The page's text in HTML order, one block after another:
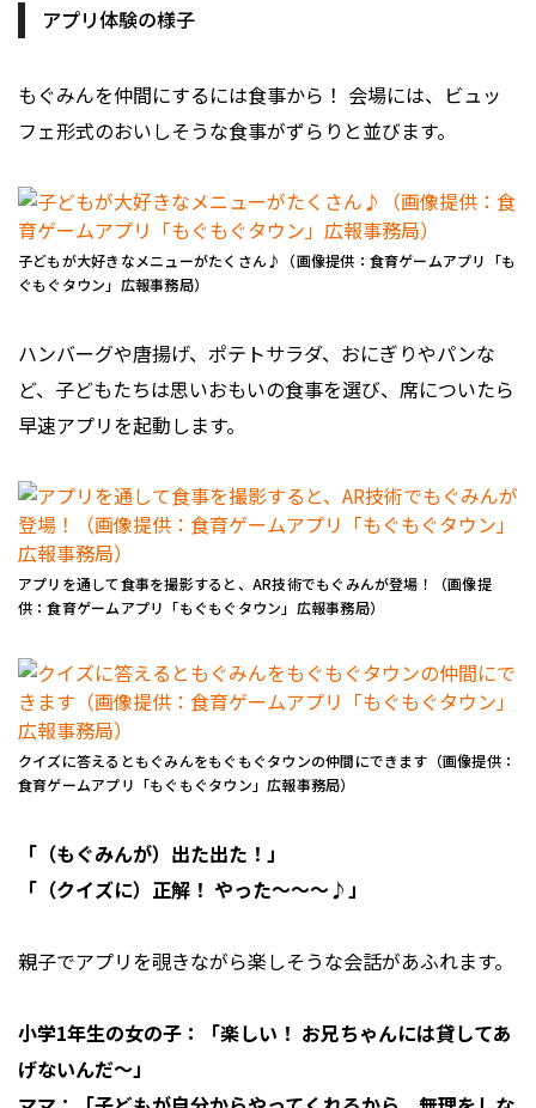
アプリ体験の様子
もぐみんを仲間にするには食事から！ 会場には、ビュッ
フェ形式のおいしそうな食事がずらりと並びます。
子どもが大好きなメニューがたくさん♪（画像提供：食育ゲームアプリ「も
ぐもぐタウン」広報事務局）
ハンバーグや唐揚げ、ポテトサラダ、おにぎりやパンな
ど、子どもたちは思いおもいの食事を選び、席についたら
早速アプリを起動します。
アプリを通して食事を撮影すると、AR技術でもぐみんが登場！（画像提
供：食育ゲームアプリ「もぐもぐタウン」広報事務局）
クイズに答えるともぐみんをもぐもぐタウンの仲間にできます（画像提供：
食育ゲームアプリ「もぐもぐタウン」広報事務局）
「（もぐみんが）出た出た！」
「（クイズに）正解！ やった〜〜〜♪」
親子でアプリを覗きながら楽しそうな会話があふれます。
小学1年生の女の子：「楽しい！ お兄ちゃんには貸してあ
げないんだ〜」